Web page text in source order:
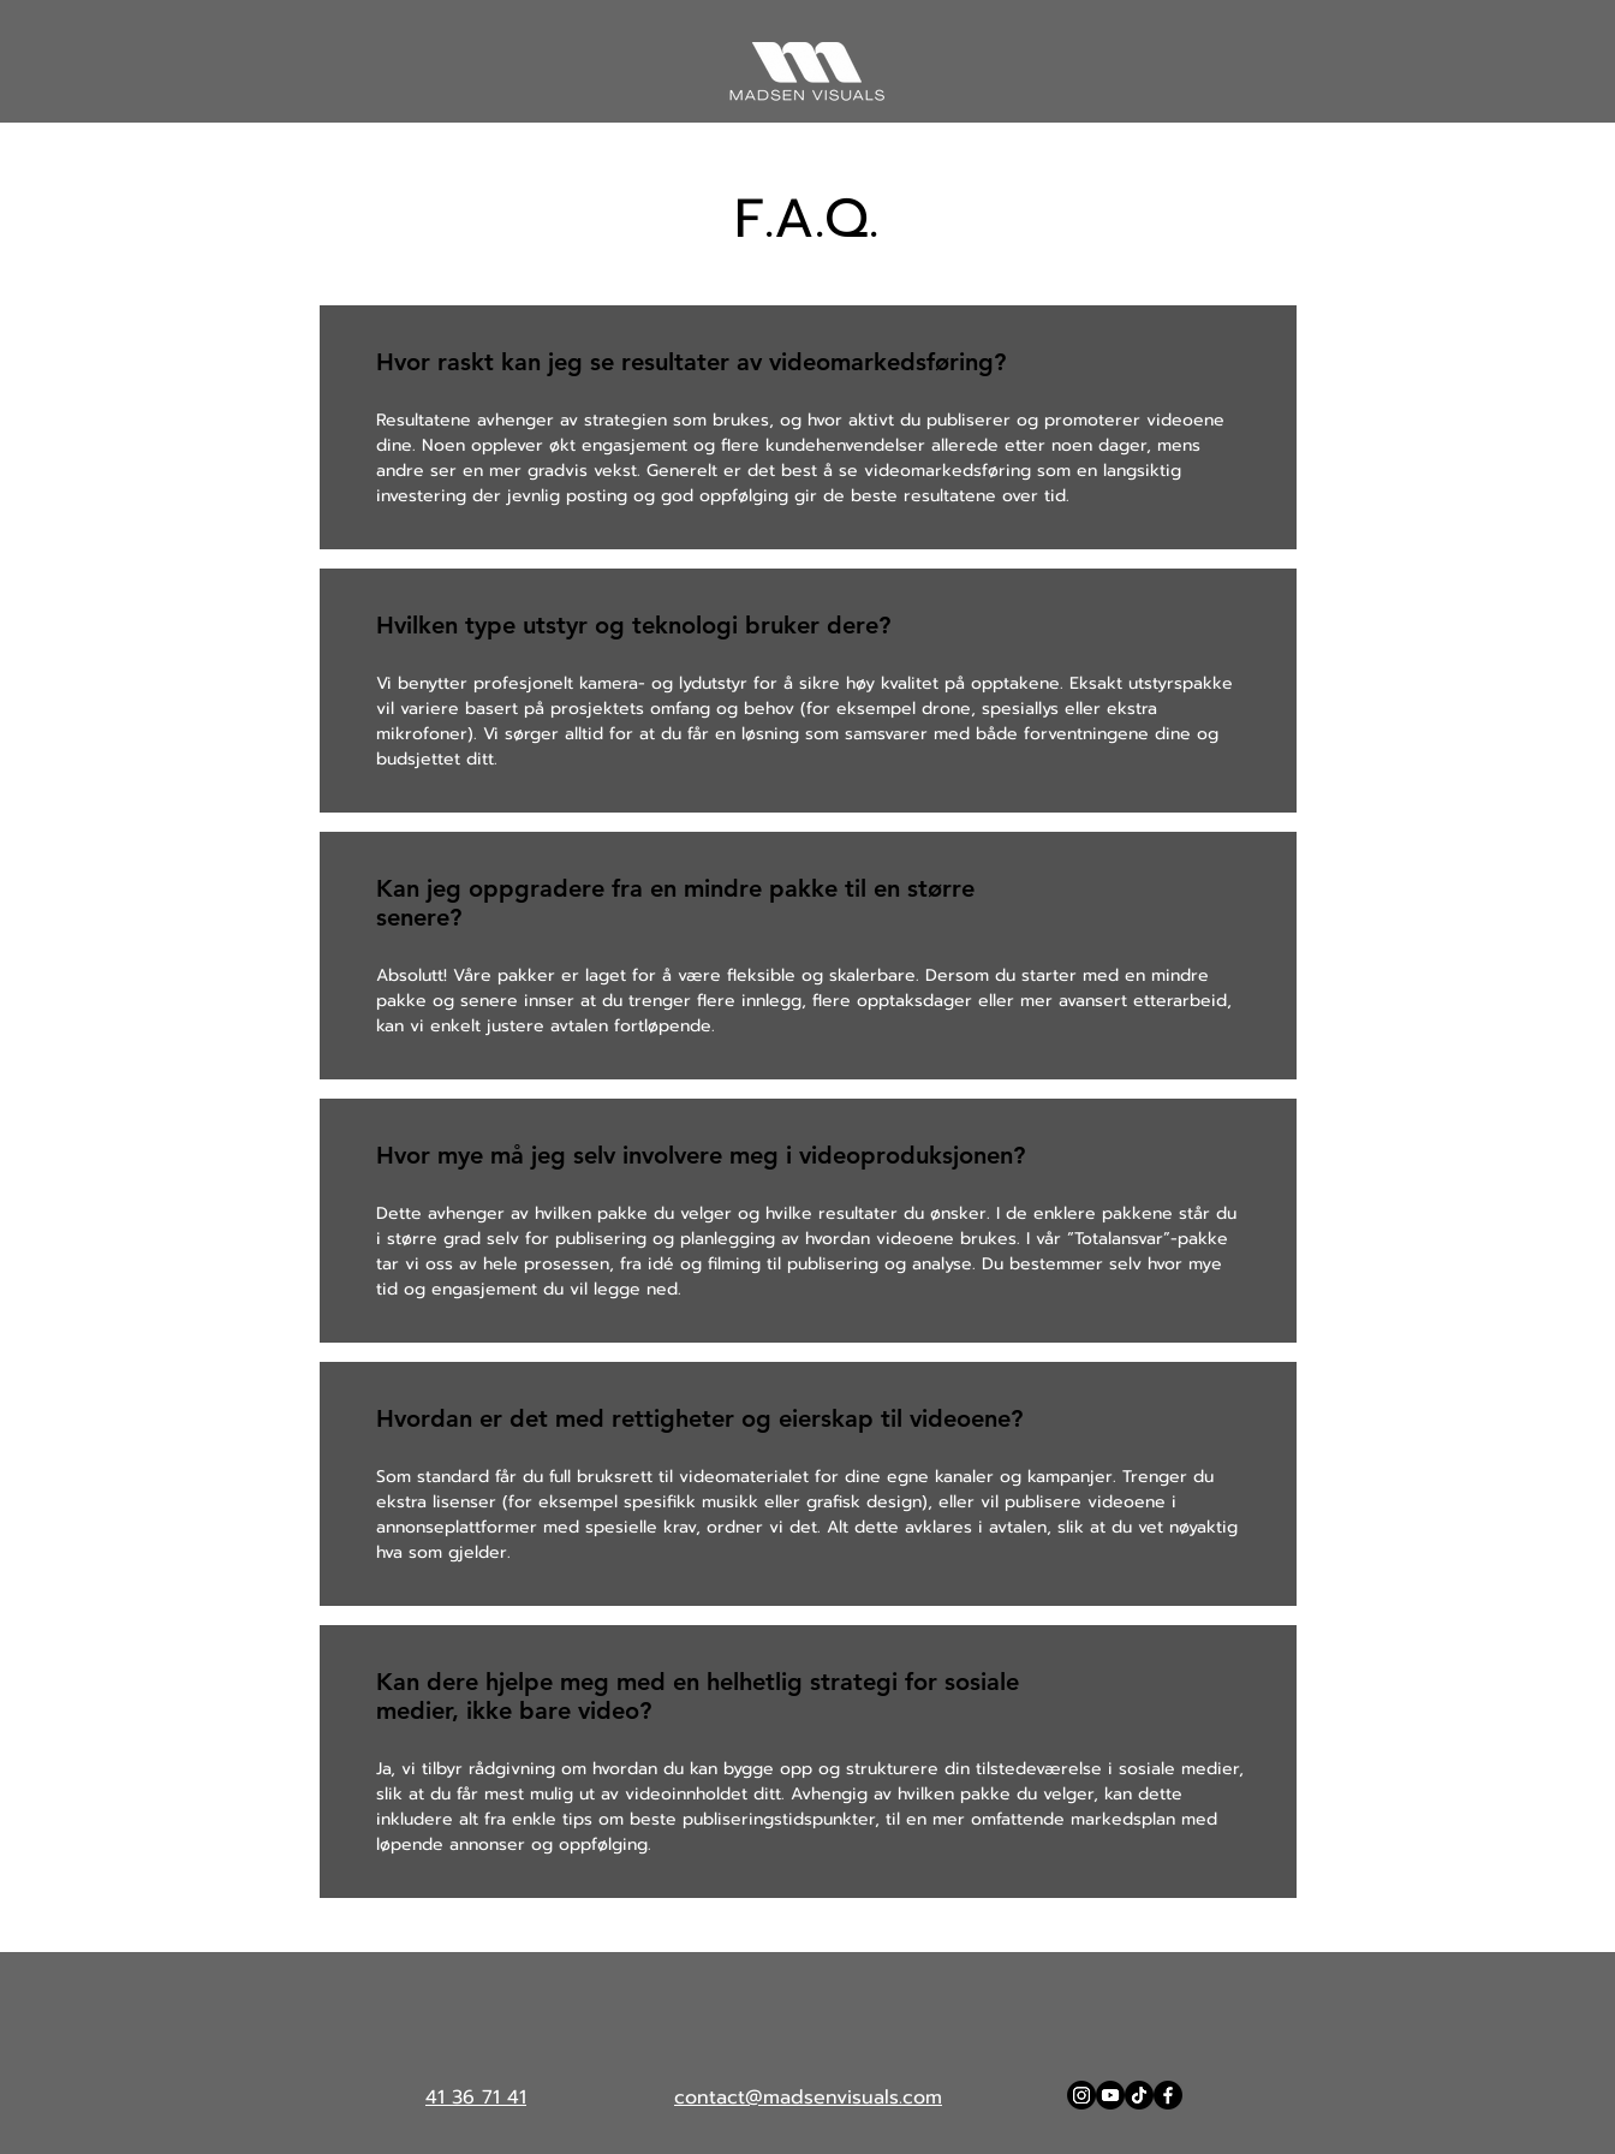
F.A.Q.
Hvor raskt kan jeg se resultater av videomarkedsføring?
Resultatene avhenger av strategien som brukes, og hvor aktivt du publiserer og promoterer videoene
dine. Noen opplever økt engasjement og flere kundehenvendelser allerede etter noen dager, mens
andre ser en mer gradvis vekst. Generelt er det best å se videomarkedsføring som en langsiktig
investering der jevnlig posting og god oppfølging gir de beste resultatene over tid.
Hvilken type utstyr og teknologi bruker dere?
Vi benytter profesjonelt kamera- og lydutstyr for å sikre høy kvalitet på opptakene. Eksakt utstyrspakke
vil variere basert på prosjektets omfang og behov (for eksempel drone, spesiallys eller ekstra
mikrofoner). Vi sørger alltid for at du får en løsning som samsvarer med både forventningene dine og
budsjettet ditt.
Kan jeg oppgradere fra en mindre pakke til en større
senere?
Absolutt! Våre pakker er laget for å være fleksible og skalerbare. Dersom du starter med en mindre
pakke og senere innser at du trenger flere innlegg, flere opptaksdager eller mer avansert etterarbeid,
kan vi enkelt justere avtalen fortløpende.
Hvor mye må jeg selv involvere meg i videoproduksjonen?
Dette avhenger av hvilken pakke du velger og hvilke resultater du ønsker. I de enklere pakkene står du
i større grad selv for publisering og planlegging av hvordan videoene brukes. I vår “Totalansvar”-pakke
tar vi oss av hele prosessen, fra idé og filming til publisering og analyse. Du bestemmer selv hvor mye
tid og engasjement du vil legge ned.
Hvordan er det med rettigheter og eierskap til videoene?
Som standard får du full bruksrett til videomaterialet for dine egne kanaler og kampanjer. Trenger du
ekstra lisenser (for eksempel spesifikk musikk eller grafisk design), eller vil publisere videoene i
annonseplattformer med spesielle krav, ordner vi det. Alt dette avklares i avtalen, slik at du vet nøyaktig
hva som gjelder.
Kan dere hjelpe meg med en helhetlig strategi for sosiale
medier, ikke bare video?
Ja, vi tilbyr rådgivning om hvordan du kan bygge opp og strukturere din tilstedeværelse i sosiale medier,
slik at du får mest mulig ut av videoinnholdet ditt. Avhengig av hvilken pakke du velger, kan dette
inkludere alt fra enkle tips om beste publiseringstidspunkter, til en mer omfattende markedsplan med
løpende annonser og oppfølging.
41 36 71 41 contact@madsenvisuals.com